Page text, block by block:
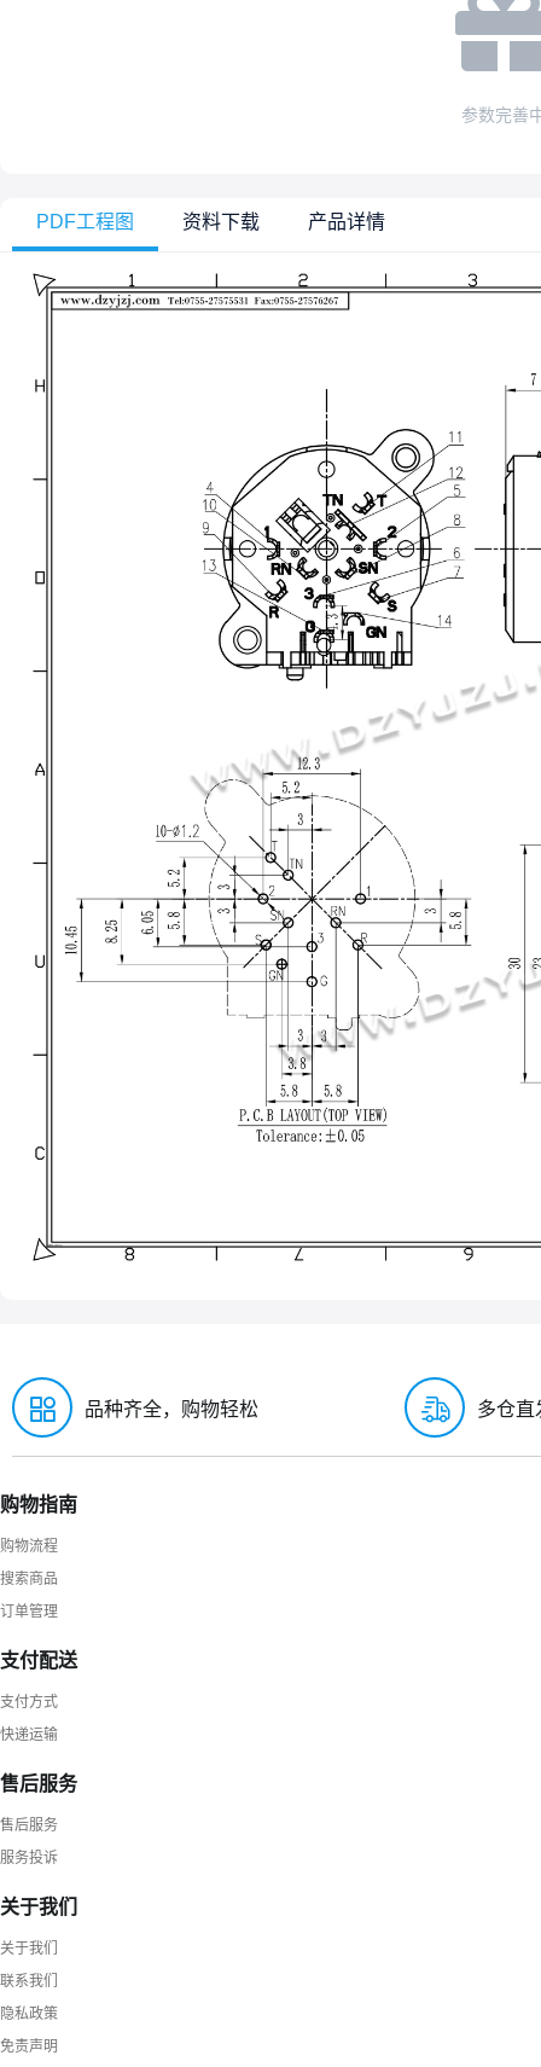
参数完善
PDF工程图 资料下载 产品详情
品种齐全，购物轻松 多仓直
购物指南
购物流程
搜索商品
订单管理
支付配送
支付方式
快递运输
售后服务
售后服务
服务投诉
关于我们
关于我们
联系我们
隐私政策
免责声明